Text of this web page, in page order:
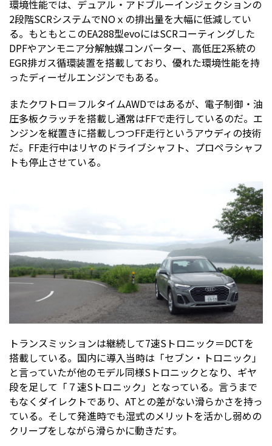
環境性能では、デュアル・アドブルーインジェクションの
2段階SCRシステムでNOｘの排出量を大幅に低減してい
る。もともとこのEA288型evoにはSCRコーティングした
DPFやアンモニア分解触媒コンバーター、高低圧2系統の
EGR排ガス循環装置を搭載しており、優れた環境性能を持
ったディーゼルエンジンでもある。
またクワトロ＝フルタイムAWDではあるが、電子制御・油
圧多板クラッチを搭載し通常はFFで走行しているのだ。エ
ンジンを縦置きに搭載しつつFF走行というアウディの技術
だ。FF走行中はリヤのドライブシャフト、プロペラシャフ
トも停止させている。
トランスミッションは継続して7速Sトロニック＝DCTを
搭載している。国内に導入当時は「セブン・トロニック」
と言っていたが他のモデル同様Sトロニックとなり、ギヤ
段を足して「７速Sトロニック」となっている。言うまで
もなくダイレクトであり、ATとの差がない滑らかさを持っ
ている。そして発進時でも湿式のメリットを活かし弱めの
クリープをしながら滑らかに動きだす。